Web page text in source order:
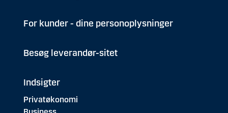
For kunder - dine personoplysninger
Besøg leverandør-sitet
Indsigter
Privatøkonomi